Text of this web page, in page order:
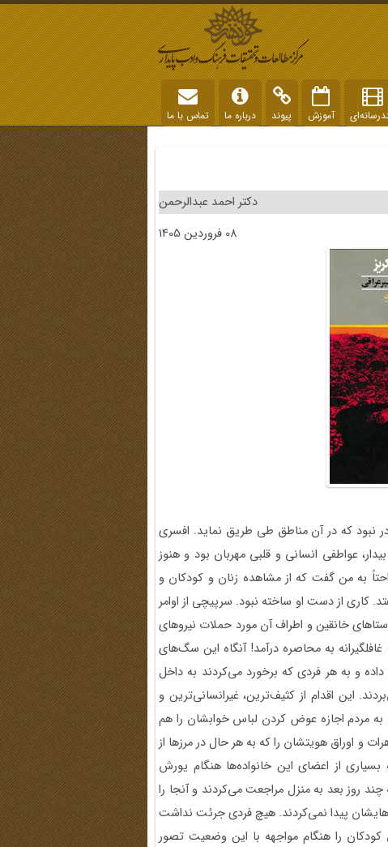
آموزش پیوند درباره ما تماس با ما
دکتر احمد عبدالرحمن
08 فروردین 1405
نبود که در آن مناطق طی طریق نماید. افسری
عواطفی انسانی و قلبی مهربان بود و هنوز
به من گفت که از مشاهده زنان و کودکان و
کاری از دست او ساخته نبود. سرپیچی از اوامر
خانقین و اطراف آن مورد حملات نیروهای
به محاصره درآمد! آنگاه این سگ‌های
و به هر فردی که برخورد می‌کردند به داخل
این اقدام از کثیف‌ترین، غیرانسانی‌ترین و
به مردم اجازه عوض کردن لباس خوابشان را هم
و اوراق هویتشان را که به هر حال در مرزها از
بسیاری از اعضای این خانواده‌ها هنگام یورش
روز بعد به منزل مراجعت می‌کردند و آنجا را
پیدا نمی‌کردند. هیچ فردی جرئت نداشت
کودکان را هنگام مواجهه با این وضعیت تصور